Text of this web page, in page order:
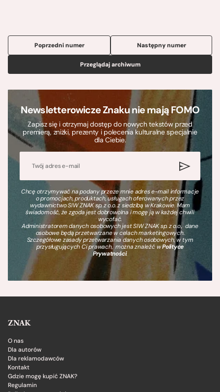
Poprzedni numer
Przeglądaj archiwum
Następny numer
Newsletterowicze Znaku nie mają FOMO
Zapisz się i otrzymaj dostęp do nowych tekstów przed
premierą, zniżki, prezenty i polecenia kulturalne specjalnie
dla Ciebie.
Chcę otrzymywać na podany przeze mnie adres e-mail informacje
o promocjach, produktach, usługach oferowanych przez
wydawnictwo SIW ZNAK sp. z o.o. z siedzibą w Krakowie. Mam
świadomość, że zgoda jest dobrowolna i mogę ją w każdej chwili
wycofać.
Administratorem danych osobowych jest SIW ZNAK sp. z o.o., dane
osobowe będą przetwarzane w celach marketingowych.
Szczegółowe zasady przetwarzania danych osobowych, w tym
przysługujących Ci prawach, można znaleźć wPolityce
Prywatności.
ZNAK
O nas
Dla autorów
Dla reklamodawców
Kontakt
Gdzie mogę kupić ZNAK?
Regulamin